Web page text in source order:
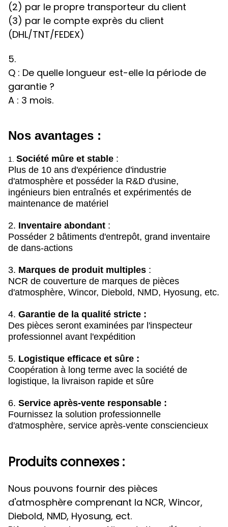
(2) par le propre transporteur du client
(3) par le compte exprès du client
(DHL/TNT/FEDEX)
5.
Q : De quelle longueur est-elle la période de
garantie ?
A : 3 mois.
Nos avantages :
1. Société mûre et stable :
Plus de 10 ans d'expérience d'industrie
d'atmosphère et posséder la R&D d'usine,
ingénieurs bien entraînés et expérimentés de
maintenance de matériel
2. Inventaire abondant :
Posséder 2 bâtiments d'entrepôt, grand inventaire
de dans-actions
3. Marques de produit multiples :
NCR de couverture de marques de pièces
d'atmosphère, Wincor, Diebold, NMD, Hyosung, etc.
4. Garantie de la qualité stricte :
Des pièces seront examinées par l'inspecteur
professionnel avant l'expédition
5. Logistique efficace et sûre :
Coopération à long terme avec la société de
logistique, la livraison rapide et sûre
6. Service après-vente responsable :
Fournissez la solution professionnelle
d'atmosphère, service après-vente consciencieux
Produits connexes :
Nous pouvons fournir des pièces
d'atmosphère comprenant la NCR, Wincor,
Diebold, NMD, Hyosung, ect.